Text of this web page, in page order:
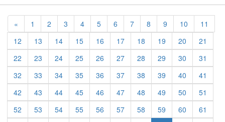
« Previous
1 2 3 4 5 6 7 8 9 10
11
12
13 14 15 16 17 18 19 20
21
22
23 24 25 26 27 28 29 30
31
32
33 34 35 36 37 38 39 40
41
42
43 44 45 46 47 48 49 50
51
52
53 54 55 56 57 58 59 60
61